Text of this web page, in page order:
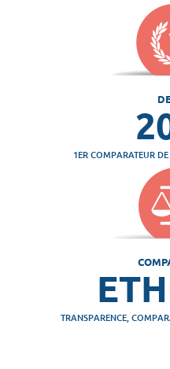
1ER COMPARATEUR
TRANSPARENCE,